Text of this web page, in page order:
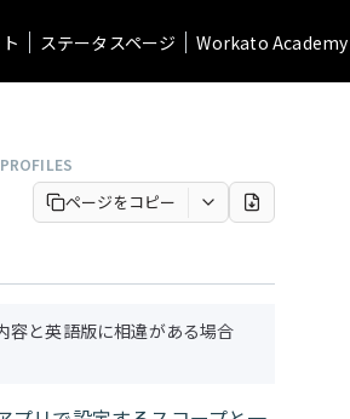
ステータスページ Workato Academy
容と英語版に相違がある場合
ページをコピー